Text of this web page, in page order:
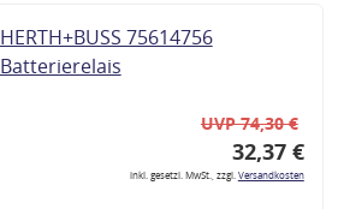
HERTH+BUSS 75614756
Batterierelais
UVP 74,30 €
32,37 €
inkl. gesetzl. MwSt., zzgl.Versandkosten